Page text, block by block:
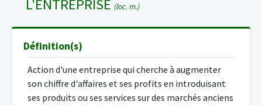
L'ENTREPRISE (loc. m.)
Définition(s)
Action d'une entreprise qui cherche à augmenter
son chiffre d'affaires et ses profits en introduisant
ses produits ou ses services sur des marchés anciens